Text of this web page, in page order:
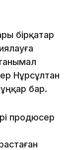
бірқатар
Нұрсұлтан
бар.
продюсер